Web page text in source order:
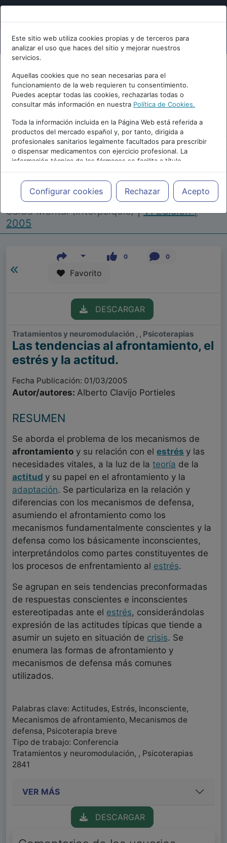
Este sitio web utiliza cookies propias y de terceros para
analizar el uso que haces del sitio y mejorar nuestros
servicios.
Aquellas cookies que no sean necesarias para el
funcionamiento de la web requieren tu consentimiento.
Puedes aceptar todas las cookies, rechazarlas todas o
consultar más información en nuestra Política de Cookies.
Toda la información incluida en la Página Web está referida a
productos del mercado español y, por tanto, dirigida a
profesionales sanitarios legalmente facultados para prescribir
o dispensar medicamentos con ejercicio profesional. La
información técnica de los fármacos se facilita a título
meramente informativo, siendo responsabilidad de los
profesionales facultados prescribir medicamentos y decidir, en
cada caso concreto, el tratamiento más adecuado a las
necesidades del paciente.
Configurar cookies Rechazar Acepto
Repositorio de Artículos |Congreso Virtual
Internacional de Psiquiatría, Psicología y
Salud Mental (Interpsiquis)|VI Edición |
2005
0 0
Favorito
DESCARGAR
Tratamientos y neuromodulación , , Psicoterapias
Las tendencias al afrontamiento, el
estrés y la actitud.
Fecha Publicación: 01/03/2005
Autor/autores: Alberto Clavijo Portieles
RESUMEN
Se aborda el problema de los mecanismos de
afrontamiento y su relación con el estrés y las
necesidades vitales, a la luz de la teoría de la
actitud y su papel en el afrontamiento y la
adaptación. Se particulariza en la relación y
diferencias con los mecanismos de defensa,
asumiendo el afrontamiento como los
mecanismos fundamentalmente conscientes y la
defensa como los básicamente inconscientes,
interpretándolos como partes constituyentes de
los procesos de enfrentamiento al estrés.
Se agrupan en seis tendencias preconformadas
de respuestas conscientes e inconscientes
estereotipadas ante el estrés, considerándolas
expresión de las actitudes típicas que tiende a
asumir un sujeto en situación de crisis. Se
enumera las formas de afrontamiento y
mecanismos de defensa más comunes
utilizados.
Palabras clave: Actitudes, Estrés, Inconsciente,
Mecanismos de afrontamiento, Mecanismos de
defensa, Psicoterapia breve
Tipo de trabajo: Conferencia
Tratamientos y neuromodulación, , Psicoterapias
2841
VER MÁS
DESCARGAR